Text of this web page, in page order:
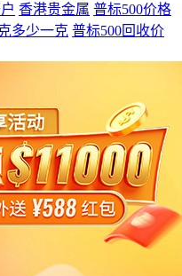
香港贵金属 普标500价格
多少一克 普标500回收价